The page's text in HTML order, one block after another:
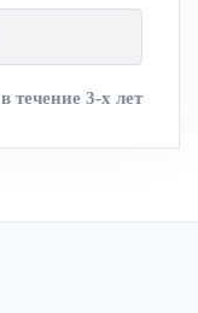
течение 3-х лет